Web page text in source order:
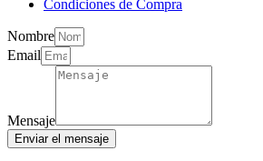
Condiciones de Compra
Nombre
Email
Mensaje
Enviar el mensaje